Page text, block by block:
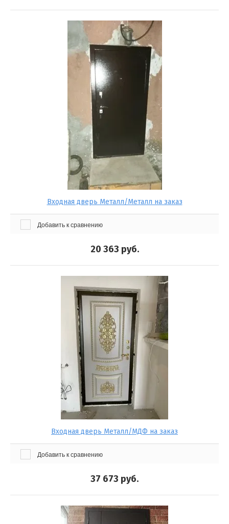
Входная дверь Металл/Металл на заказ
Добавить к сравнению
20 363 руб.
Входная дверь Металл/МДФ на заказ
Добавить к сравнению
37 673 руб.